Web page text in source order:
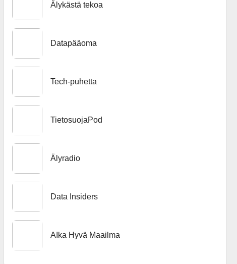
Älykästä tekoa
Datapääoma
Tech-puhetta
TietosuojaPod
Älyradio
Data Insiders
AIka Hyvä Maailma